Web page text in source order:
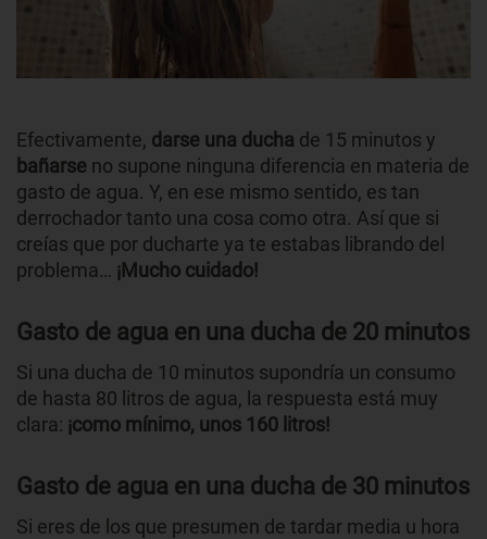
Efectivamente, darse una ducha de 15 minutos y
bañarse no supone ninguna diferencia en materia de
gasto de agua. Y, en ese mismo sentido, es tan
derrochador tanto una cosa como otra. Así que si
creías que por ducharte ya te estabas librando del
problema… ¡Mucho cuidado!
Gasto de agua en una ducha de 20 minutos
Si una ducha de 10 minutos supondría un consumo
de hasta 80 litros de agua, la respuesta está muy
clara: ¡como mínimo, unos 160 litros!
Gasto de agua en una ducha de 30 minutos
Si eres de los que presumen de tardar media u hora